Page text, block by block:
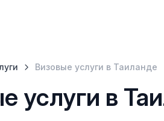
Визовые услуги в Таиланде
услуги в